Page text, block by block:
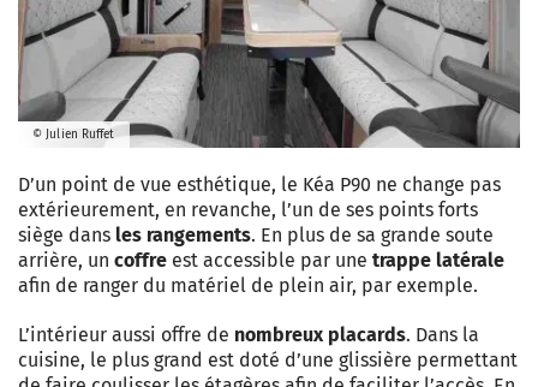
© Julien Ruffet
D’un point de vue esthétique, le Kéa P90 ne change pas
extérieurement, en revanche, l’un de ses points forts
siège dans les rangements. En plus de sa grande soute
arrière, un coffre est accessible par une trappe latérale
afin de ranger du matériel de plein air, par exemple.
L’intérieur aussi offre de nombreux placards. Dans la
cuisine, le plus grand est doté d’une glissière permettant